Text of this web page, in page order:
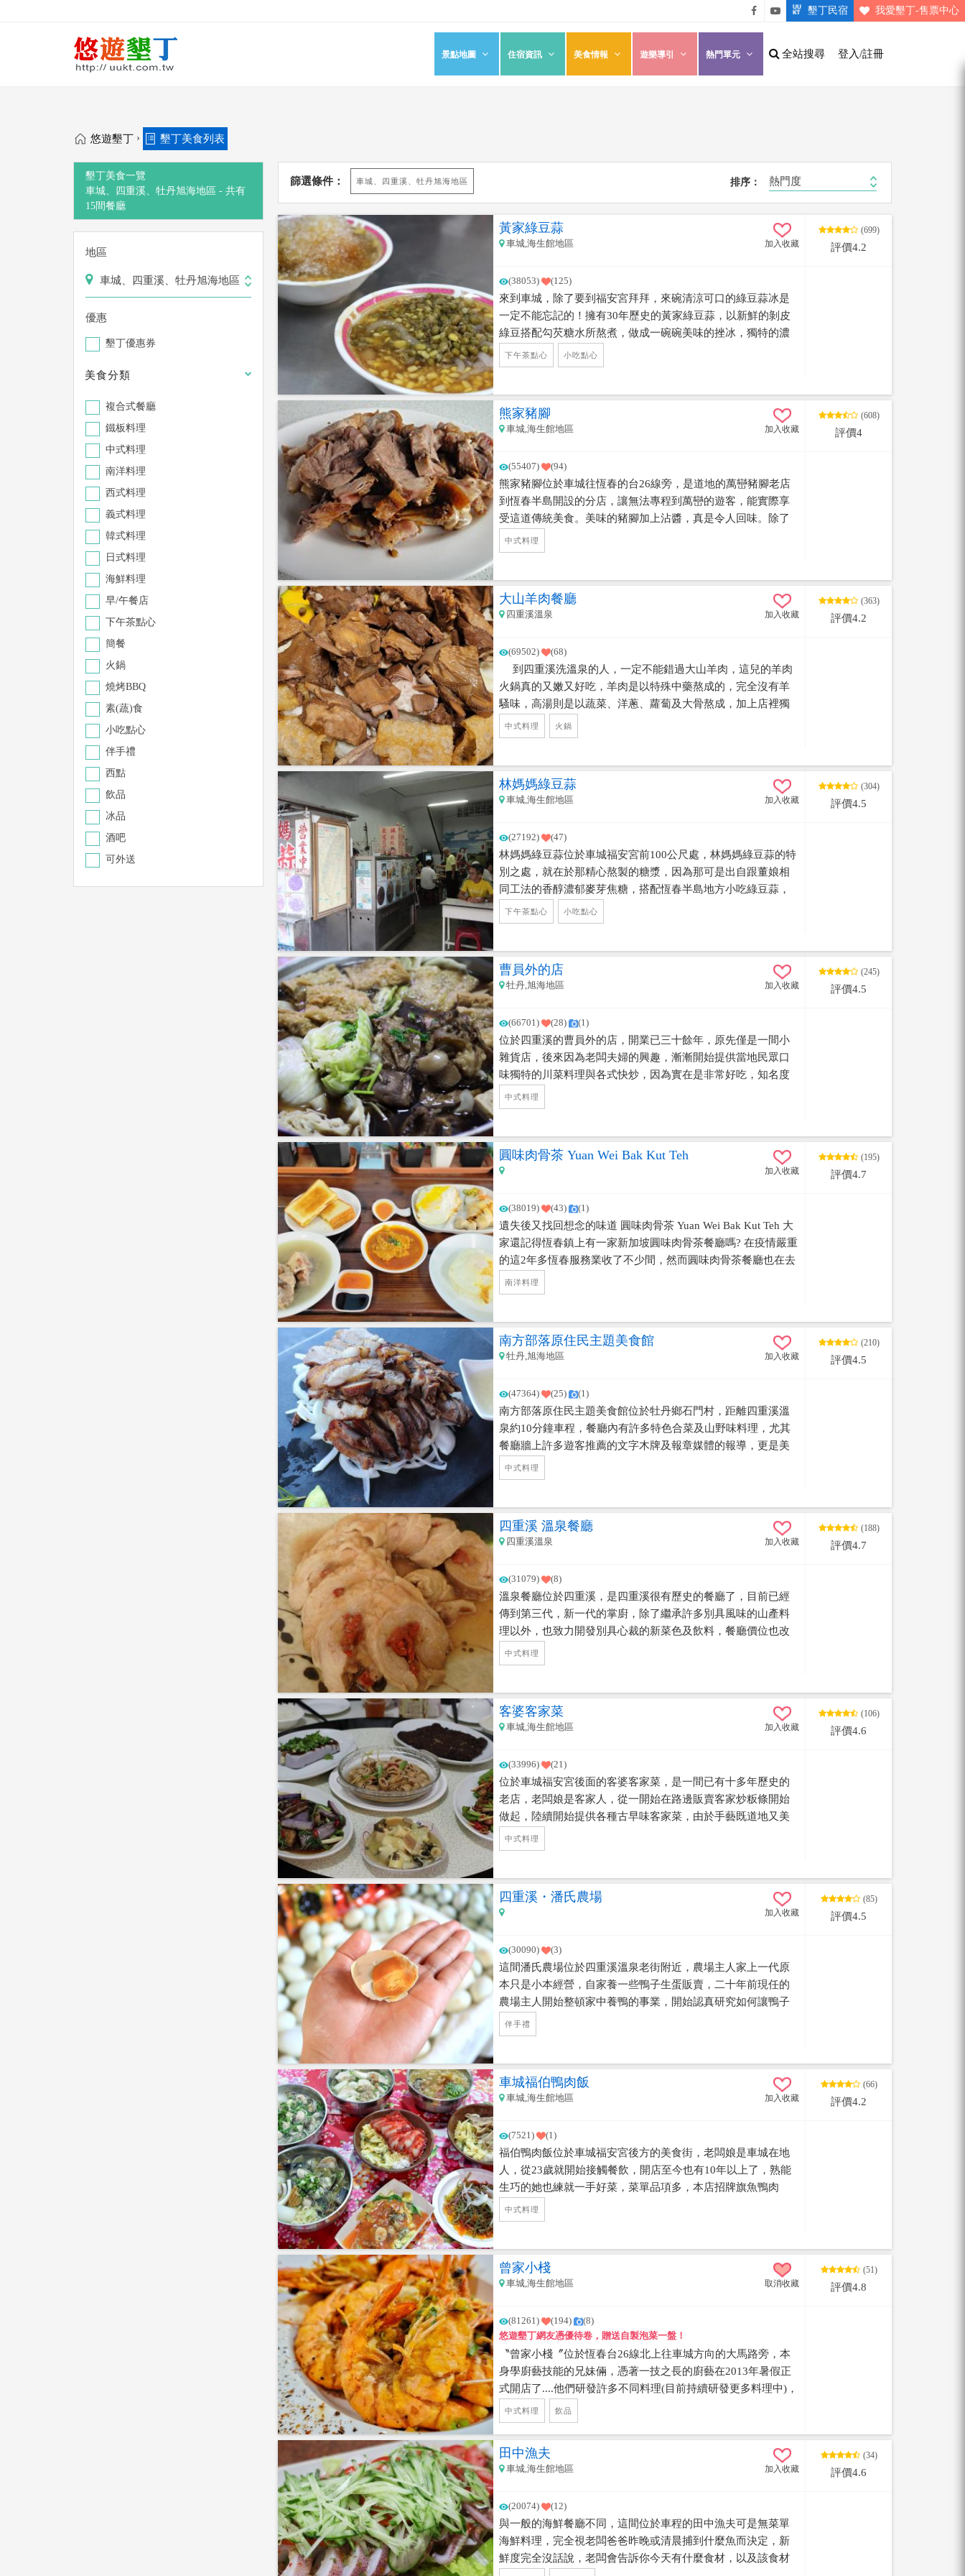
悠遊
墾丁
粉絲
墾丁
墾丁民宿 我愛墾丁-售票中心
登入/註冊
全站搜尋
景點地圖 住宿資訊 美食情報 遊樂導引 熱門單元
悠遊墾丁 › 墾丁美食列表
墾丁美食一覽
車城、四重溪、牡丹旭海地區 - 共有
15間餐廳
地區
車城、四重溪、牡丹旭海地區
優惠
墾丁優惠券
美食分類
複合式餐廳
鐵板料理
中式料理
南洋料理
西式料理
義式料理
韓式料理
日式料理
海鮮料理
早/午餐店
下午茶點心
簡餐
火鍋
燒烤BBQ
素(蔬)食
小吃點心
伴手禮
西點
飲品
冰品
酒吧
可外送
篩選條件： 車城、四重溪、牡丹旭海地區 排序： 熱門度
黃家綠豆蒜
車城,海生館地區 加入收藏
(699)
評價4.2
(38053) (125)
來到車城，除了要到福安宮拜拜，來碗清涼可口的綠豆蒜冰是
一定不能忘記的！擁有30年歷史的黃家綠豆蒜，以新鮮的剝皮
綠豆搭配勾芡糖水所熬煮，做成一碗碗美味的挫冰，獨特的濃
郁口感讓饕客們流連忘返，也因此每到假日總是高朋滿座，想
要來嚐鮮的朋友們可要記得要早點去排隊哦！
下午茶點心 小吃點心
熊家豬腳
車城,海生館地區 加入收藏
(608)
評價4
(55407) (94)
熊家豬腳位於車城往恆春的台26線旁，是道地的萬巒豬腳老店
到恆春半島開設的分店，讓無法專程到萬巒的遊客，能實際享
受這道傳統美食。美味的豬腳加上沾醬，真是令人回味。除了
本身美味的豬腳，電視本土劇的取景也讓這裡更加知名。
中式料理
大山羊肉餐廳
四重溪溫泉 加入收藏
(363)
評價4.2
(69502) (68)
到四重溪洗溫泉的人，一定不能錯過大山羊肉，這兒的羊肉
火鍋真的又嫩又好吃，羊肉是以特殊中藥熬成的，完全沒有羊
騷味，高湯則是以蔬菜、洋蔥、蘿蔔及大骨熬成，加上店裡獨
特的沾醬，真的是美味無比，難怪店裡到了用餐時間總是座無
虛席。 來到這兒別忘了來一份羊肉火鍋哦！
中式料理 火鍋
林媽媽綠豆蒜
車城,海生館地區 加入收藏
(304)
評價4.5
(27192) (47)
林媽媽綠豆蒜位於車城福安宮前100公尺處，林媽媽綠豆蒜的特
別之處，就在於那精心熬製的糖漿，因為那可是出自跟董娘相
同工法的香醇濃郁麥芽焦糖，搭配恆春半島地方小吃綠豆蒜，
真的是絕配。
下午茶點心 小吃點心
曹員外的店
牡丹,旭海地區 加入收藏
(245)
評價4.5
(66701) (28) (1)
位於四重溪的曹員外的店，開業已三十餘年，原先僅是一間小
雜貨店，後來因為老闆夫婦的興趣，漸漸開始提供當地民眾口
味獨特的川菜料理與各式快炒，因為實在是非常好吃，知名度
漸開，成為了饕客們口耳相傳的美食小店，尤其招牌大滷麵和
羊肉爐，使用了大量自行種植的新鮮蔬菜，既健康又美味，來
中式料理
圓味肉骨茶 Yuan Wei Bak Kut Teh
加入收藏
(195)
評價4.7
(38019) (43) (1)
遺失後又找回想念的味道 圓味肉骨茶 Yuan Wei Bak Kut Teh 大
家還記得恆春鎮上有一家新加坡圓味肉骨茶餐廳嗎? 在疫情嚴重
的這2年多恆春服務業收了不少間，然而圓味肉骨茶餐廳也在去
年忍痛退休了。但在最近被我找到了....，無意中在純樸的車城
保力村莊裡閒晃時熟悉的招牌字被我疑惑的眼力看到了，於是
夫妻在今年初把部份食譜秘方親自教授給她，想吃新加坡肉骨
茶的客人有口福了，而且新加坡老闆夫妻依然定居在恆春，有
咖椰土司....等)，真的超好吃又道地(完全是新加坡美食複製
版)，離開前又外帶娘惹糕/咖椰土司回家，老闆娘好親切又大方
和我分享食物的故事，讓我這一頓餐吃的很開心~ 推薦給大家來
恆春旅遊順道安排美食行程喔。對了~可以訂位、可以外帶。但
有時餐點會提前賣完，所以想吃甜點類的可以先預訂喔！
南洋料理
南方部落原住民主題美食館
牡丹,旭海地區 加入收藏
(210)
評價4.5
(47364) (25) (1)
南方部落原住民主題美食館位於牡丹鄉石門村，距離四重溪溫
泉約10分鐘車程，餐廳內有許多特色合菜及山野味料理，尤其
餐廳牆上許多遊客推薦的文字木牌及報章媒體的報導，更是美
味的證明。
中式料理
四重溪 溫泉餐廳
四重溪溫泉 加入收藏
(188)
評價4.7
(31079) (8)
溫泉餐廳位於四重溪，是四重溪很有歷史的餐廳了，目前已經
傳到第三代，新一代的掌廚，除了繼承許多別具風味的山產料
理以外，也致力開發別具心裁的新菜色及飲料，餐廳價位也改
以平價實惠為主，山產也很新鮮，讓餐廳更能永續經營。
中式料理
客婆客家菜
車城,海生館地區 加入收藏
(106)
評價4.6
(33996) (21)
位於車城福安宮後面的客婆客家菜，是一間已有十多年歷史的
老店，老闆娘是客家人，從一開始在路邊販賣客家炒粄條開始
做起，陸續開始提供各種古早味客家菜，由於手藝既道地又美
味，吸引了許多慕名而來的饕客，包含好吃的花生豆腐、梅干
封肉、鹹魚煎肉，都是招牌傳統客菜，最經典的客家小炒更是
中式料理
四重溪・潘氏農場
加入收藏
(85)
評價4.5
(30090) (3)
這間潘氏農場位於四重溪溫泉老街附近，農場主人家上一代原
本只是小本經營，自家養一些鴨子生蛋販賣，二十年前現任的
農場主人開始整頓家中養鴨的事業，開始認真研究如何讓鴨子
生出健康好吃的鴨蛋，去產畜班上了不少課，除了從飼料著
手，他試著讓這些鴨子每天自由地在溪邊玩耍、吃吃富含纖維
味，有別於一般圈養的鴨子所生出來的蛋，從此四重溪紅仁鴨
蛋便開始聲名大噪，有名的吳寶春麵包店的鳳凰酥裡的蛋黃就
伴手禮
車城福伯鴨肉飯
車城,海生館地區 加入收藏
(66)
評價4.2
(7521) (1)
福伯鴨肉飯位於車城福安宮後方的美食街，老闆娘是車城在地
人，從23歲就開始接觸餐飲，開店至今也有10年以上了，熟能
生巧的她也練就一手好菜，菜單品項多，本店招牌旗魚鴨肉
丸、飯麵、羹湯、海鮮湯、臭豆腐、小菜切盤....等菜色，使用
大骨熬煮精華湯底，在每一碗湯頭中都可以喝到那一口最鮮美
湯、鴨肉飯、紅糟燒肉飯，有來自嘉義東石新鮮又大顆的蚵
仔，以及有古早味的香氣肉燥飯，還有旗魚肉丸湯也是必點，
蘿蔔一起熬煮，鮮甜不油膩，搭配店家自製辣椒醬味道更提
升。有來車城福安宮的朋友們一定要留一個胃吃當地的美食喔~
▲因美食街店面每2年不定時更換位置，前往用餐時請大家認福
伯招牌喔~
中式料理
曾家小棧
車城,海生館地區 取消收藏
(51)
評價4.8
(81261) (194)
(8)
悠遊墾丁網友憑優待卷，贈送自製泡菜一盤！
〝曾家小棧〞位於恆春台26線北上往車城方向的大馬路旁，本
身學廚藝技能的兄妹倆，憑著一技之長的廚藝在2013年暑假正
式開店了....他們研發許多不同料理(目前持續研發更多料理中)，
有自製泡菜、招牌東坡肉、客家鹹豬肉、脆皮雞、藥膳排骨
湯....等都是絕佳必點的好菜色喔~
中式料理 飲品
田中漁夫
車城,海生館地區 加入收藏
(34)
評價4.6
(20074) (12)
與一般的海鮮餐廳不同，這間位於車程的田中漁夫可是無菜單
海鮮料理，完全視老闆爸爸昨晚或清晨捕到什麼魚而決定，新
鮮度完全沒話說，老闆會告訴你今天有什麼食材，以及該食材